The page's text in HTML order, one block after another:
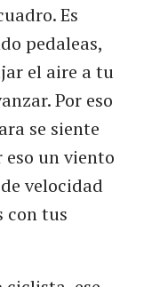
Es
pedaleas,
el aire a tu
Por eso
se siente
un viento
velocidad
con tus